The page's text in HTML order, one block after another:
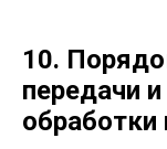
10.
передачи